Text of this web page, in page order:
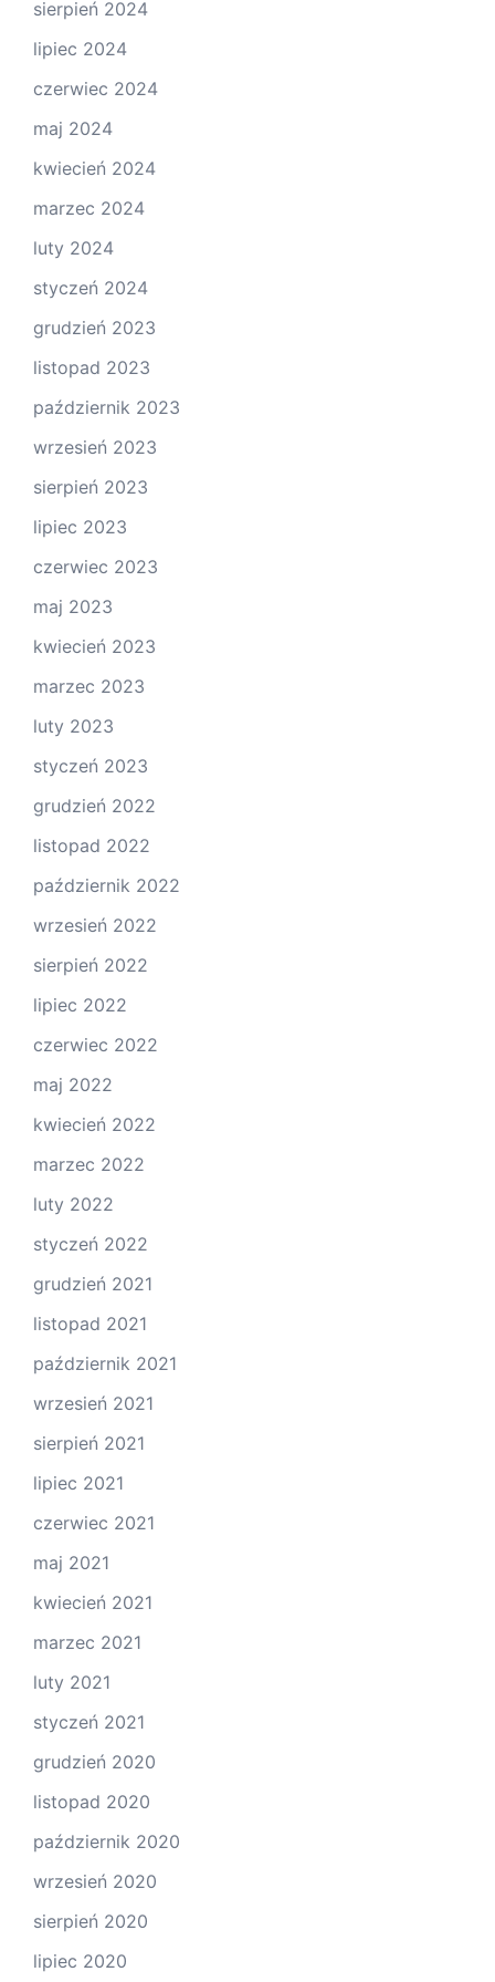
sierpień 2024
lipiec 2024
czerwiec 2024
maj 2024
kwiecień 2024
marzec 2024
luty 2024
styczeń 2024
grudzień 2023
listopad 2023
październik 2023
wrzesień 2023
sierpień 2023
lipiec 2023
czerwiec 2023
maj 2023
kwiecień 2023
marzec 2023
luty 2023
styczeń 2023
grudzień 2022
listopad 2022
październik 2022
wrzesień 2022
sierpień 2022
lipiec 2022
czerwiec 2022
maj 2022
kwiecień 2022
marzec 2022
luty 2022
styczeń 2022
grudzień 2021
listopad 2021
październik 2021
wrzesień 2021
sierpień 2021
lipiec 2021
czerwiec 2021
maj 2021
kwiecień 2021
marzec 2021
luty 2021
styczeń 2021
grudzień 2020
listopad 2020
październik 2020
wrzesień 2020
sierpień 2020
lipiec 2020